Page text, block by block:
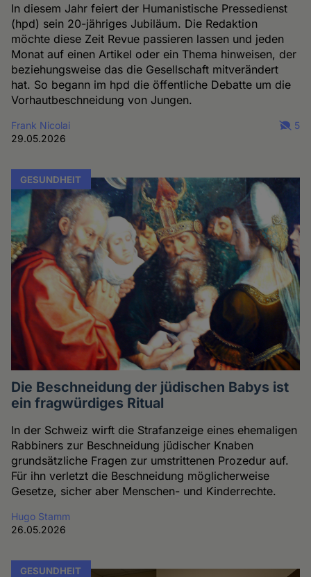
In diesem Jahr feiert der Humanistische Pressedienst
(hpd) sein 20-jähriges Jubiläum. Die Redaktion
möchte diese Zeit Revue passieren lassen und jeden
Monat auf einen Artikel oder ein Thema hinweisen, der
beziehungsweise das die Gesellschaft mitverändert
hat. So begann im hpd die öffentliche Debatte um die
Vorhautbeschneidung von Jungen.
Frank Nicolai
29.05.2026
5
GESUNDHEIT
Die Beschneidung der jüdischen Babys ist
ein fragwürdiges Ritual
In der Schweiz wirft die Strafanzeige eines ehemaligen
Rabbiners zur Beschneidung jüdischer Knaben
grundsätzliche Fragen zur umstrittenen Prozedur auf.
Für ihn verletzt die Beschneidung möglicherweise
Gesetze, sicher aber Menschen- und Kinderrechte.
Hugo Stamm
26.05.2026
GESUNDHEIT